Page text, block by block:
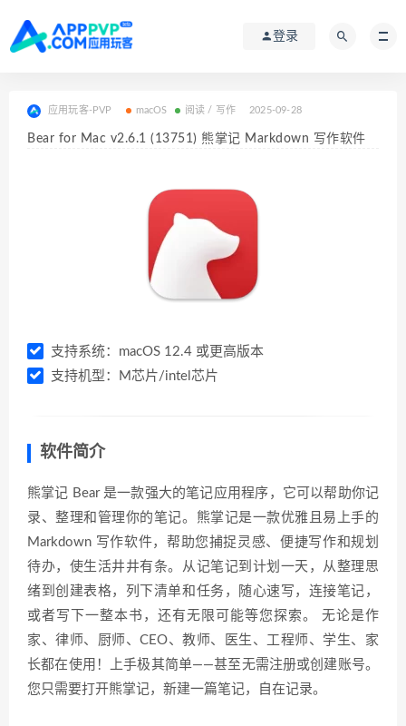
登录
应用玩客-PVP macOS 阅读 / 写作 2025-09-28
Bear for Mac v2.6.1 (13751) 熊掌记 Markdown 写作软件
支持系统：macOS 12.4 或更高版本
支持机型：M芯片/intel芯片
软件简介
熊掌记 Bear 是一款强大的笔记应用程序，它可以帮助你记
录、整理和管理你的笔记。熊掌记是一款优雅且易上手的
Markdown 写作软件，帮助您捕捉灵感、便捷写作和规划
待办，使生活井井有条。从记笔记到计划一天，从整理思
绪到创建表格，列下清单和任务，随心速写，连接笔记，
或者写下一整本书，还有无限可能等您探索。 无论是作
家、律师、厨师、CEO、教师、医生、工程师、学生、家
长都在使用！上手极其简单——甚至无需注册或创建账号。
您只需要打开熊掌记，新建一篇笔记，自在记录。